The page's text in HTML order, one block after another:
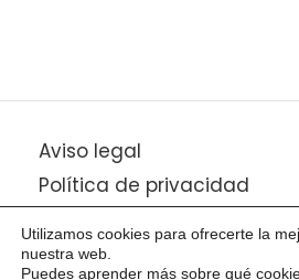
Aviso legal
Política de privacidad
Transparencia
Utilizamos cookies para ofrecerte la
nuestra web.
Puedes aprender más sobre qué